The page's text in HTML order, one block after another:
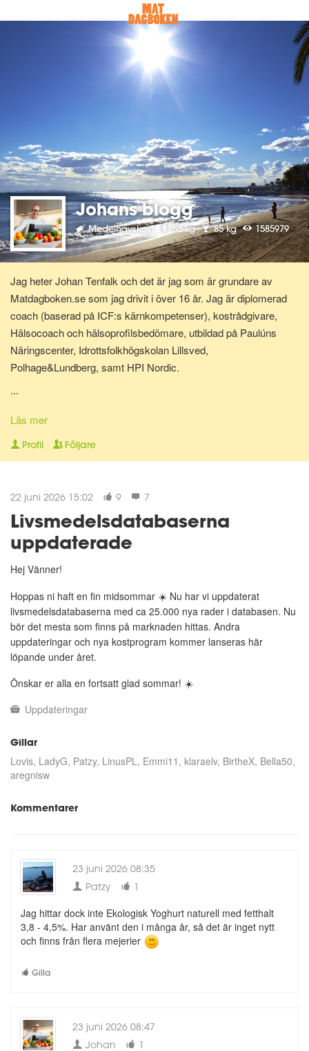
Johans blogg
Medelhavskost 86 kg 85 kg 1585979
Jag heter Johan Tenfalk och det är jag som är grundare av
Matdagboken.se som jag drivit i över 16 år. Jag är diplomerad
coach (baserad på ICF:s kärnkompetenser), kostrådgivare,
Hälsocoach och hälsoprofilsbedömare, utbildad på Paulúns
Näringscenter, Idrottsfolkhögskolan Lillsved,
Polhage&Lundberg, samt HPI Nordic.
Har själv gjort stora livsstilsförändringar för ganska många år
sedan, bl.a. inom kost, motion och andlighet. Gillar att laga
hälsosam mat och att röra på mig - Då mår jag extra bra! Jag
"A year from now you will wish you had started today."~ Karen
Lamb."
😀
...
Läs mer
Profil Följare
22 juni 2026 15:02 9 7
Livsmedelsdatabaserna
uppdaterade
Hej Vänner!
Hoppas ni haft en fin midsommar ☀️ Nu har vi uppdaterat
livsmedelsdatabaserna med ca 25.000 nya rader i databasen. Nu
bör det mesta som finns på marknaden hittas. Andra
uppdateringar och nya kostprogram kommer lanseras här
löpande under året.
Önskar er alla en fortsatt glad sommar! ☀️
Uppdateringar
Gillar
Lovis LadyG Patzy LinusPL Emmi11 klaraelv BirtheX Bella50
aregnisw
Kommentarer
23 juni 2026 08:35
Patzy
1
Jag hittar dock inte Ekologisk Yoghurt naturell med fetthalt
3,8 - 4,5%. Har använt den i många år, så det är inget nytt
och finns från flera mejerier
Gilla
23 juni 2026 08:47
Johan
1